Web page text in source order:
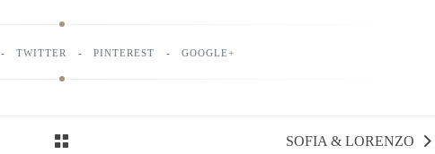
TWITTER PINTEREST GOOGLE+
SOFIA & LORENZO